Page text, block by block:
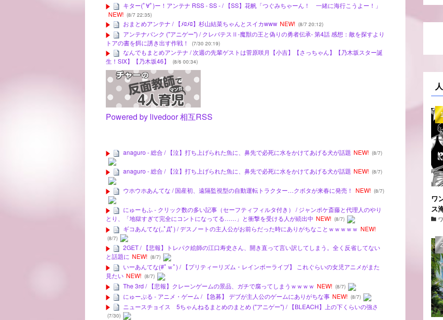
キター(ﾟ∀ﾟ)ー！アンテナ RSS - SS - / 【SS】花帆「つぐみちゃーん！ 一緒に海行こうよー！」
NEW! (8/7 22:35)
おまとめアンテナ / 【ﾒﾛﾒﾛ】杉山結菜ちゃんとスイカwww NEW! (8/7 20:12)
アンテナバンク ("アニゲー") / クレバテスⅡ-魔獣の王と偽りの勇者伝承- 第4話 感想：敵を探すより
トアの書を餌に誘き出す作戦！
(7/30 20:19)
なんでもまとめアンテナ / 次週の先輩ゲストは菅原咲月【小吉】【さっちゃん】【乃木坂スター誕
生！SIX】【乃木坂46】
(8/6 00:34)
Powered by livedoor 相互RSS
anaguro - 総合 / 【泣】打ち上げられた魚に、鼻先で必死に水をかけてあげる犬が話題 NEW! (8/7)
anaguro - 総合 / 【泣】打ち上げられた魚に、鼻先で必死に水をかけてあげる犬が話題 NEW! (8/7)
ウホウホあんてな / 国産初、遠隔監視型の自動運転トラクター…クボタが来春に発売！ NEW! (8/7)
にゅーもふ - クリック数の多い記事（セーフティフィルタ付き） / ジャンポケ斎藤と代理人のやり
とり、「地獄すぎて完全にコントになってる……」と衝撃を受ける人が続出中 NEW! (8/7)
ギコあんてな(,,ﾟДﾟ) / デスノートの主人公がお前らだった時にありがちなことｗｗｗｗｗ NEW!
(8/7)
2GET / 【悲報】トレパク絵師の江口寿史さん、開き直って言い訳してしまう。全く反省してない
と話題に NEW! (8/7)
いーあんてな(#ﾟｗﾟ) / 【プリティーリズム・レインボーライブ】 これぐらいの女児アニメがまた
見たい NEW! (8/7)
The 3rd / 【悲報】クレーンゲームの景品、ガチで腐ってしまうｗｗｗｗ NEW! (8/7)
にゅーぷる - アニメ・ゲーム / 【急募】 デブが主人公のゲームにありがちな事 NEW! (8/7)
ニュースチョイス 5ちゃんねるまとめのまとめ ("アニゲー") / 【BLEACH】上の下くらいの強さ
(7/30)
ワ
ス